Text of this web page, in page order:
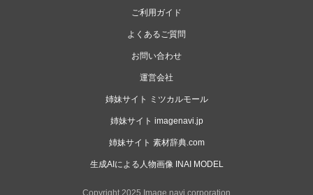
ご利用ガイド
よくあるご質問
お問い合わせ
運営会社
姉妹サイト ミツカルモール
姉妹サイト imagenavi.jp
姉妹サイト 素材辞典.com
生成AIによる人物画像 INAI MODEL
Copyright 2025 Image navi corporation